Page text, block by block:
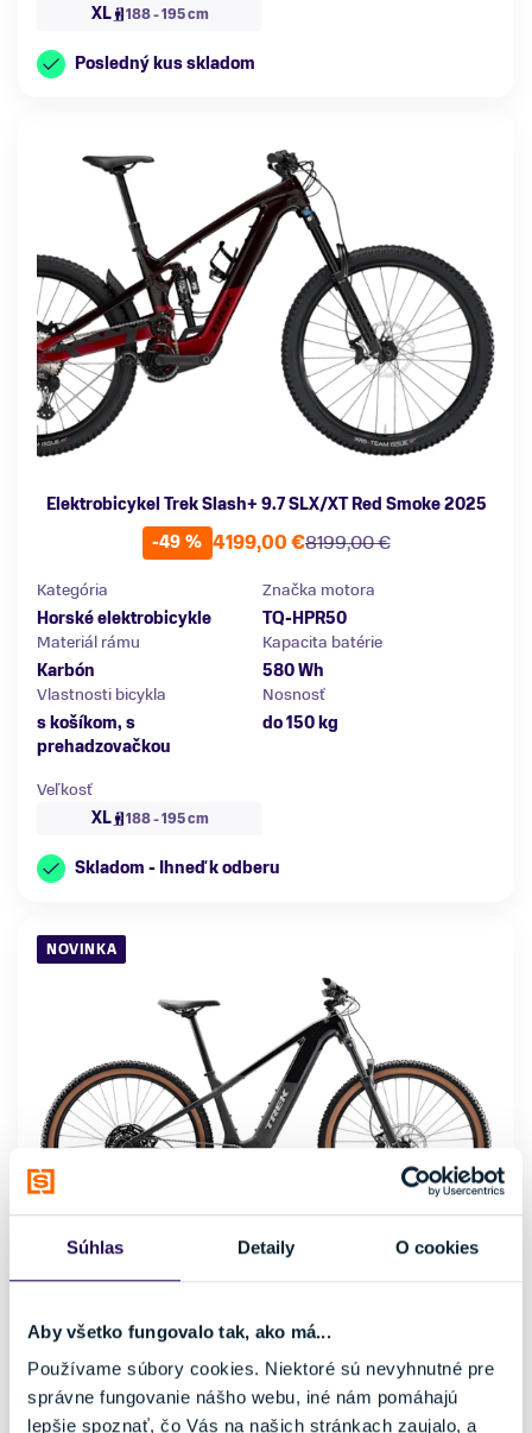
Súhlas Detaily O cookies
Aby všetko fungovalo tak, ako má...
Používame súbory cookies. Niektoré sú nevyhnutné pre
správne fungovanie nášho webu, iné nám pomáhajú
lepšie spoznať, čo Vás na našich stránkach zaujalo, a
XL
188 - 195 cm
Posledný kus skladom
Elektrobicykel Trek Slash+ 9.7 SLX/XT Red Smoke 2025
-49 %
8199,00 €
4199,00 €
Kategória
Horské elektrobicykle
Značka motora
TQ-HPR50
Materiál rámu
Karbón
Kapacita batérie
580 Wh
Vlastnosti bicykla
s košíkom, s
prehadzovačkou
Nosnosť
do 150 kg
Veľkosť
XL
188 - 195 cm
Skladom - Ihneď k odberu
NOVINKA
Star/Matte Dark Web 2027
-26 %
3399,00 €
od 2499,00 €
Kategória Značka motora